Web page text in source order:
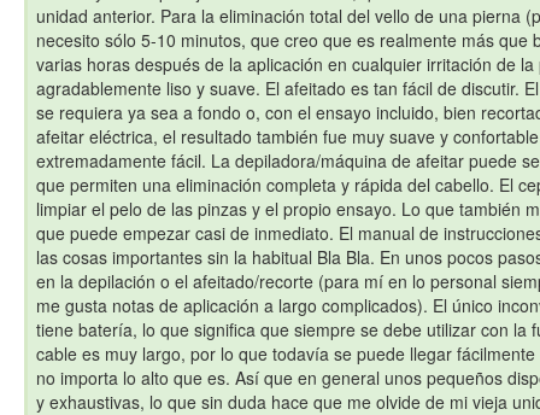
unidad anterior. Para la eliminación total del vello de una pierna
necesito sólo 5-10 minutos, que creo que es realmente más que
varias horas después de la aplicación en cualquier irritación de la
agradablemente liso y suave. El afeitado es tan fácil de discutir.
se requiera ya sea a fondo o, con el ensayo incluido, bien
afeitar eléctrica, el resultado también fue muy suave y
extremadamente fácil. La depiladora/máquina de afeitar puede
que permiten una eliminación completa y rápida del cabello. El
limpiar el pelo de las pinzas y el propio ensayo. Lo que también
que puede empezar casi de inmediato. El manual de
las cosas importantes sin la habitual Bla Bla. En unos pocos
en la depilación o el afeitado/recorte (para mí en lo personal
me gusta notas de aplicación a largo complicados). El único
tiene batería, lo que significa que siempre se debe utilizar con la
cable es muy largo, por lo que todavía se puede llegar
no importa lo alto que es. Así que en general unos pequeños
y exhaustivas, lo que sin duda hace que me olvide de mi vieja